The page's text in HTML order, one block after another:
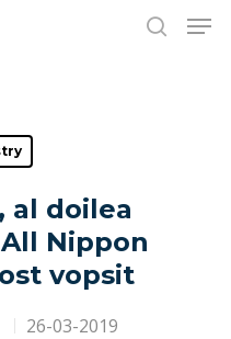
to close
al doilea
Nippon
vopsit
26-03-2019